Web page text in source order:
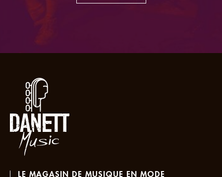
LE MAGASIN DE MUSIQUE EN MODE